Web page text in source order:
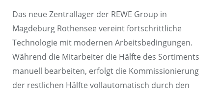
Das neue Zentrallager der REWE Group in
Magdeburg Rothensee vereint fortschrittliche
Technologie mit modernen Arbeitsbedingungen.
Während die Mitarbeiter die Hälfte des Sortiments
manuell bearbeiten, erfolgt die Kommissionierung
der restlichen Hälfte vollautomatisch durch den